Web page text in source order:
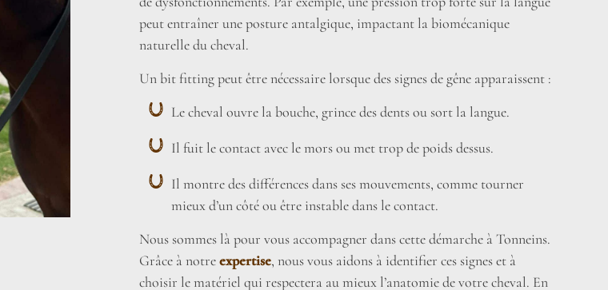
peut entraîner une posture antalgique, impactant la biomécanique
naturelle du cheval.
Un bit fitting peut être nécessaire lorsque des signes de gêne apparaissent :
Le cheval ouvre la bouche, grince des dents ou sort la langue.
Il fuit le contact avec le mors ou met trop de poids dessus.
Il montre des différences dans ses mouvements, comme tourner
mieux d’un côté ou être instable dans le contact.
Nous sommes là pour vous accompagner dans cette démarche à Tonneins.
Grâce à notreexpertise, nous vous aidons à identifier ces signes et à
choisir le matériel qui respectera au mieux l’anatomie de votre cheval. En